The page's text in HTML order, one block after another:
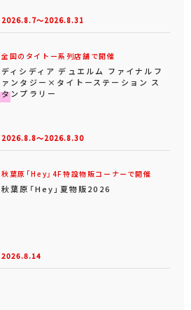
2026.8.7～2026.8.31
全国のタイトー系列店舗で開催
ディシディア デュエルム ファイナルフ
ァンタジー×タイトーステーション ス
タンプラリー
2026.8.8～2026.8.30
秋葉原「Hey」4F特設物販コーナーで開催
秋葉原「Hey」夏物販2026
2026.8.14